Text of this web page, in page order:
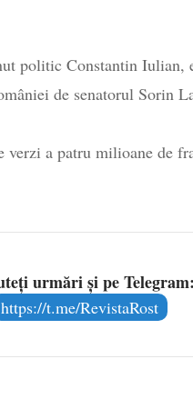
politic Constantin Iulian,
de senatorul Sorin
verzi a patru milioane de
urmări și pe Telegram:
https://t.me/RevistaRost